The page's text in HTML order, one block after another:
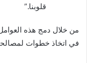
قلوبنا.”
من خلال دمج هذه
في اتخاذ خطوات